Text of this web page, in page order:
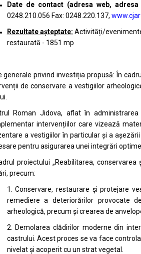
Date de contact (adresa web,
0248.210.056 Fax: 0248.220.137,
Rezultate așteptate: Activități/
restaurată - 1851 mp
generale privind investiția propusă: În
de conservare a vestigiilor
Roman Jidova, aflat în
intervențiilor care vizează
a vestigiilor în particular și a
pentru asigurarea unei integrări
proiectului „Reabilitarea,
precum:
1. Conservare, restaurare și protejare
remediere a deteriorărilor provocate
arheologică, precum și crearea de
2. Demolarea clădirilor moderne din
castrului. Acest proces se va face
nivelat și acoperit cu un strat vegetal.